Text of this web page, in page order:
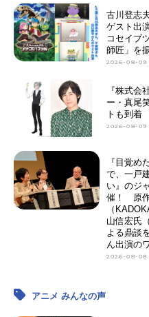
古川登志
ゲスト出
コセイブ
師匠」を
2026-08-09
『株式会
ー・真尾
トも到着
2026-08-09
『目覚め
で、一戸
い』のジ
催！ 原作
（
山信宏氏
よる鼎談
ん出演の
2026-08-08
アニメ みんなの声